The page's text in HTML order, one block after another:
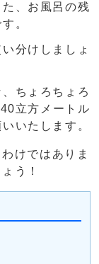
、お風呂の残
。
分けしましょ
ちょろちょろ
立方メートル
いたします。
けではありま
う！